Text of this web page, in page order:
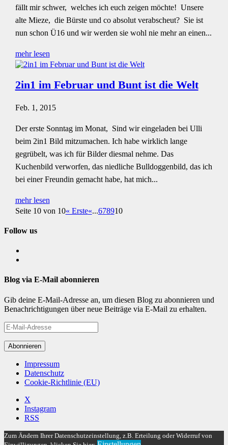
fällt mir schwer, welches ich euch zeigen möchte! Unsere
alte Mieze, die Bürste und co absolut verabscheut? Sie ist
nun schon Ü16 und wir werden sie wohl nie mehr an einen...
mehr lesen
2in1 im Februar und Bunt ist die Welt
Feb. 1, 2015
Der erste Sonntag im Monat, Sind wir eingeladen bei Ulli
beim 2in1 Bild mitzumachen. Ich habe wirklich lange
gegrübelt, was ich für Bilder diesmal nehme. Das
Kuchenbild verworfen, das niedliche Bulldoggenbild, das ich
bei einer Freundin gemacht habe, hat mich...
mehr lesen
Seite 10 von 10« Erste«...678910
Follow us
Blog via E-Mail abonnieren
Gib deine E-Mail-Adresse an, um diesen Blog zu abonnieren und
Benachrichtigungen über neue Beiträge via E-Mail zu erhalten.
E-
Mail-
Adresse
Abonnieren
Impressum
Datenschutz
Cookie-Richtlinie (EU)
X
Instagram
RSS
Zum Ändern Ihrer Datenschutzeinstellung, z.B. Erteilung oder Widerruf von